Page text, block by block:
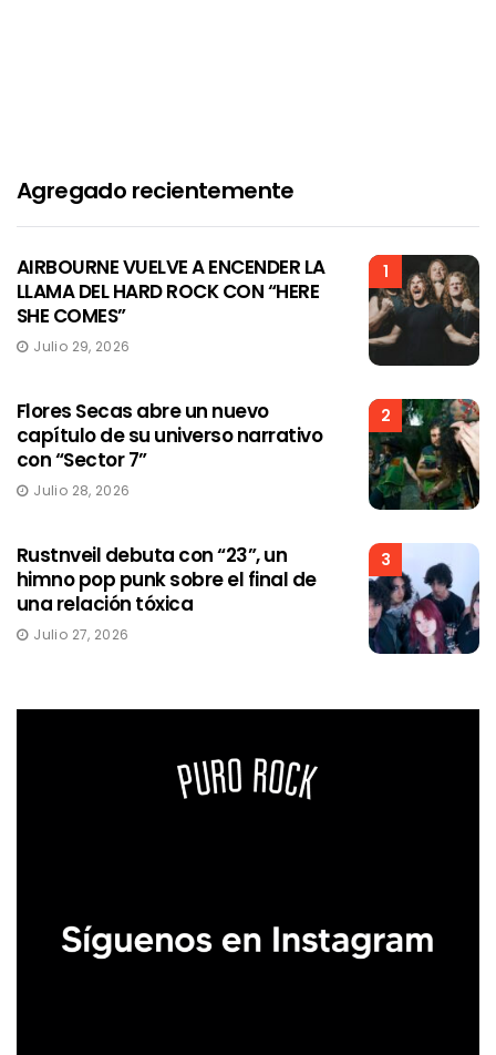
Agregado recientemente
1
AIRBOURNE VUELVE A ENCENDER LA
LLAMA DEL HARD ROCK CON “HERE
SHE COMES”
Julio 29, 2026
2
Flores Secas abre un nuevo
capítulo de su universo narrativo
con “Sector 7”
Julio 28, 2026
3
Rustnveil debuta con “23”, un
himno pop punk sobre el final de
una relación tóxica
Julio 27, 2026